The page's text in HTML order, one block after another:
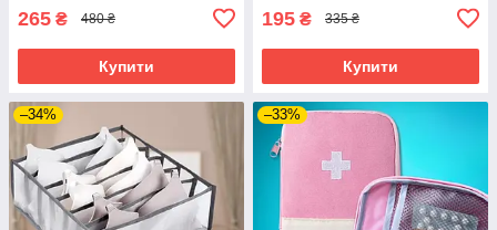
265 ₴ 480 ₴
Купити
195 ₴ 335 ₴
Купити
–34% –33%